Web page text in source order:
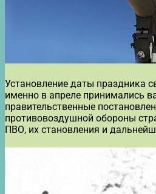
Установление даты праздника
именно в апреле принимались
правительственные
противовоздушной обороны
ПВО, их становления и